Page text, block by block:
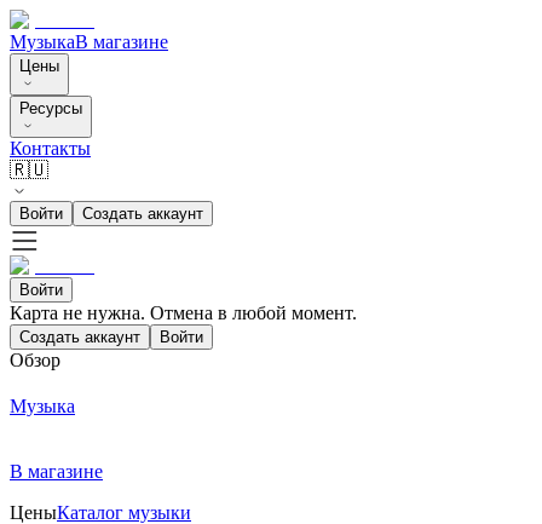
МузыкаВ магазине
Цены
Ресурсы
Контакты
🇷🇺
Войти Создать аккаунт
Войти
Карта не нужна. Отмена в любой момент.
Создать аккаунт Войти
Обзор
Музыка
В магазине
ЦеныКаталог музыки